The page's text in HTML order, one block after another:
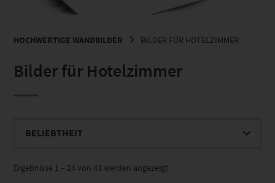
HOCHWERTIGE WANDBILDER BILDER FÜR HOTELZIMMER
Bilder für Hotelzimmer
Ergebnisse 1 – 24 von 43 werden angezeigt